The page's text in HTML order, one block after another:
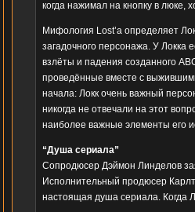
когда нажимал на кнопку в люке,
Мифология Lost’а определяет
загадочного персонажа. У Локка
взлёты и падения созданного
проведённые вместе с
начала: Локк очень важный
никогда не отвечали на этот
наиболее важные элементы его
“Душа сериала”
Сопродюсер Дэймон Линделов
Исполнительный продюсер
настоящая душа сериала. Когда